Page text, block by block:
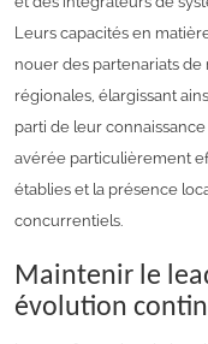
Leurs capacités en
nouer des partenariats
régionales, élargissant
parti de leur
avérée particulièrement
établies et la présence
concurrentiels.
Maintenir le
évolution